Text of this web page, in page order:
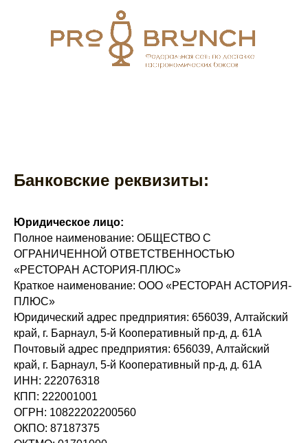
Банковские реквизиты:
Юридическое лицо:
Полное наименование: ОБЩЕСТВО С
ОГРАНИЧЕННОЙ ОТВЕТСТВЕННОСТЬЮ
«РЕСТОРАН АСТОРИЯ-ПЛЮС»
Краткое наименование: ООО «РЕСТОРАН АСТОРИЯ-
ПЛЮС»
Юридический адрес предприятия: 656039, Алтайский
край, г. Барнаул, 5-й Кооперативный пр-д, д. 61А
Почтовый адрес предприятия: 656039, Алтайский
край, г. Барнаул, 5-й Кооперативный пр-д, д. 61А
ИНН: 222076318
КПП: 222001001
ОГРН: 10822202200560
ОКПО: 87187375